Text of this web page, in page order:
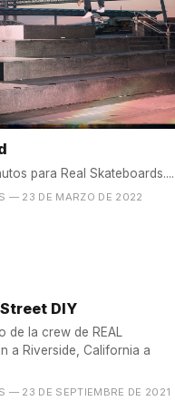
para Real Skateboards....
— 23 DE MARZO DE 2022
DIY
de la crew de REAL
a Riverside, California a
— 23 DE SEPTIEMBRE DE 2021